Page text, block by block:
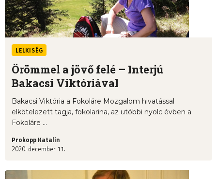
LELKISÉG
Örömmel a jövő felé – Interjú
Bakacsi Viktóriával
Bakacsi Viktória a Fokoláre Mozgalom hivatással
elkötelezett tagja, fokolarina, az utóbbi nyolc évben a
Fokoláre ...
Prokopp Katalin
2020. december 11.